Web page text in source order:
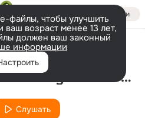
Войти
файлы, чтобы улучшить
ваш возраст менее 13 лет,
должен ваш законный
информации
The Henry Chaix Orchestra
Слушать